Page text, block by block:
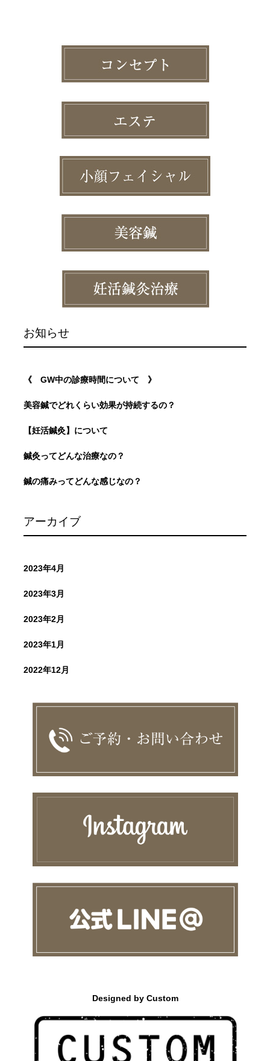
お知らせ
《 GW中の診療時間について 》
美容鍼でどれくらい効果が持続するの？
【妊活鍼灸】について
鍼灸ってどんな治療なの？
鍼の痛みってどんな感じなの？
アーカイブ
2023年4月
2023年3月
2023年2月
2023年1月
2022年12月
Designed by Custom